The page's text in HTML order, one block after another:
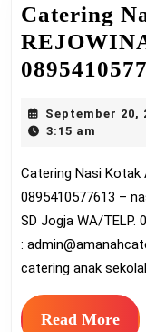
Catering
September 20,
3:15 am
Catering Nasi Kotak Anak TK Di REJOWINANGUN
0895410577613 –
SD Jogja WA/TELP.
:
catering anak
Read MoreRead